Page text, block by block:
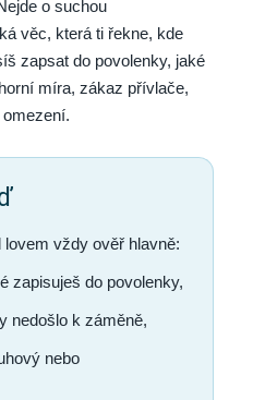
o suchou
věc, která ti řekne, kde
zapsat do povolenky, jaké
míra, zákaz přívlače,
vždy ověř hlavně:
zapisuješ do povolenky,
nedošlo k záměně,
nebo